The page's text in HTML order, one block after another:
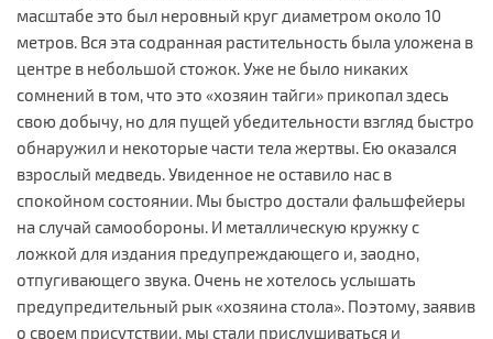
масштабе это был неровный круг диаметром около 10
метров. Вся эта содранная растительность была уложена в
центре в небольшой стожок. Уже не было никаких
сомнений в том, что это «хозяин тайги» прикопал здесь
свою добычу, но для пущей убедительности взгляд быстро
обнаружил и некоторые части тела жертвы. Ею оказался
взрослый медведь. Увиденное не оставило нас в
спокойном состоянии. Мы быстро достали фальшфейеры
на случай самообороны. И металлическую кружку с
ложкой для издания предупреждающего и, заодно,
отпугивающего звука. Очень не хотелось услышать
предупредительный рык «хозяина стола». Поэтому, заявив
о своем присутствии, мы стали прислушиваться и